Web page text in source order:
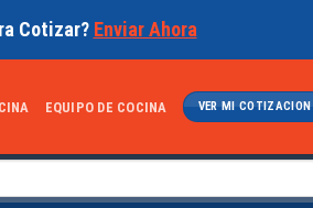
Cotizar? Enviar Ahora
EQUIPO DE COCINA VER MI COTIZACION